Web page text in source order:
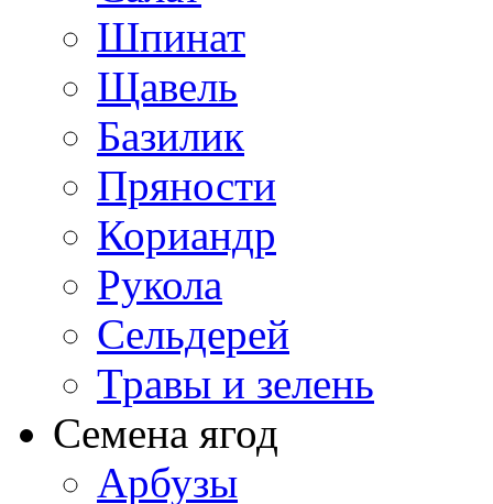
Шпинат
Щавель
Базилик
Пряности
Кориандр
Рукола
Сельдерей
Травы и зелень
Семена ягод
Арбузы